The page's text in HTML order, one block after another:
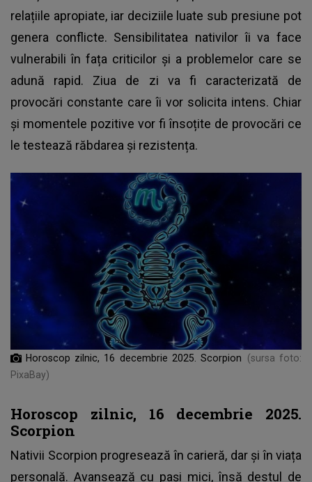
relațiile apropiate, iar deciziile luate sub presiune pot
genera conflicte. Sensibilitatea nativilor îi va face
vulnerabili în fața criticilor și a problemelor care se
adună rapid. Ziua de zi va fi caracterizată de
provocări constante care îi vor solicita intens. Chiar
și momentele pozitive vor fi însoțite de provocări ce
le testează răbdarea și rezistența.
Horoscop zilnic, 16 decembrie 2025. Scorpion
(sursa foto:
PixaBay)
Horoscop zilnic, 16 decembrie 2025.
Scorpion
Nativii Scorpion progresează în carieră, dar și în viața
personală. Avansează cu pași mici, însă destul de